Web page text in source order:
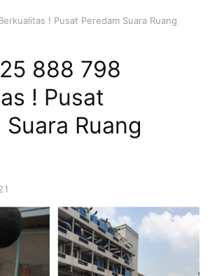
! Pusat Peredam Suara Ruang
888 798
! Pusat
Ruang